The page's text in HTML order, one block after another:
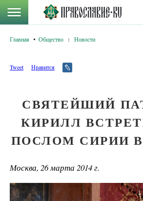
Главная Общество : Новости
Tweet Нравится
СВЯТЕЙШИЙ
КИРИЛЛ
ПОСЛОМ СИРИИ
Москва, 26 марта 2014 г.